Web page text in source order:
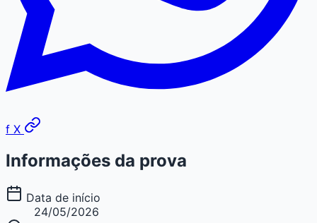
f X
Informações da prova
Data de início
24/05/2026